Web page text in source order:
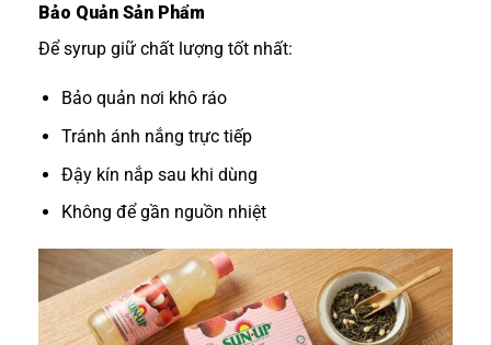
Bảo Quản Sản Phẩm
Để syrup giữ chất lượng tốt nhất:
Bảo quản nơi khô ráo
Tránh ánh nắng trực tiếp
Đậy kín nắp sau khi dùng
Không để gần nguồn nhiệt